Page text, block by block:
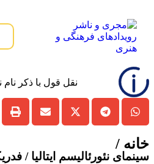
نقل قول با ذکر
خانه /
سینمای نئورئالیسم ایتالیا /